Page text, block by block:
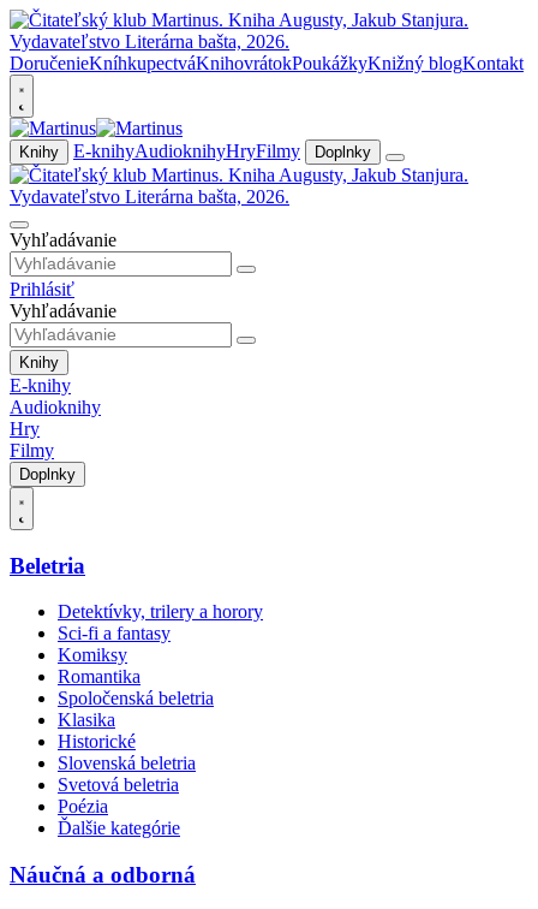
DoručenieKníhkupectváKnihovrátokPoukážkyKnižný blogKontakt
Knihy E-knihyAudioknihyHryFilmy Doplnky
Vyhľadávanie
Prihlásiť
Vyhľadávanie
Knihy
E-knihy
Audioknihy
Hry
Filmy
Doplnky
Beletria
Detektívky, trilery a horory
Sci-fi a fantasy
Komiksy
Romantika
Spoločenská beletria
Klasika
Historické
Slovenská beletria
Svetová beletria
Poézia
Ďalšie kategórie
Náučná a odborná